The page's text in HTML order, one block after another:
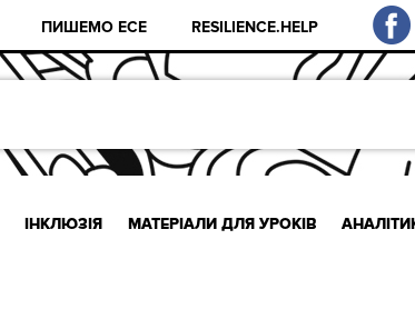
ПИШЕМО ЕСЕ RESILIENCE.HELP
ІНКЛЮЗІЯ МАТЕРІАЛИ ДЛЯ УРОКІВ